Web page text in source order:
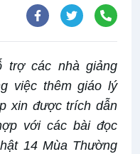
trợ các nhà giảng
việc thêm giáo lý
xin được trích dẫn
với các bài đọc
14 Mùa Thường